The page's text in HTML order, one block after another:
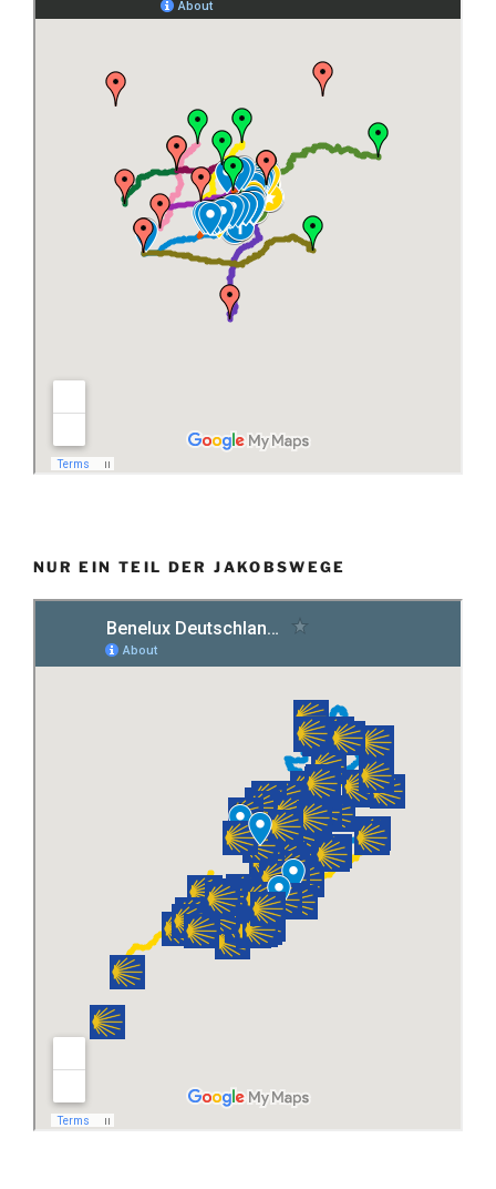
NUR EIN TEIL DER JAKOBSWEGE